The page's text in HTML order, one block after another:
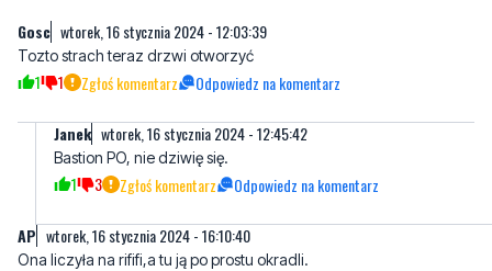
Gosc wtorek, 16 stycznia 2024 - 12:03:39
Tozto strach teraz drzwi otworzyć
1 1 Zgłoś komentarz Odpowiedz na komentarz
Janek wtorek, 16 stycznia 2024 - 12:45:42
Bastion PO, nie dziwię się.
1 3 Zgłoś komentarz Odpowiedz na komentarz
AP wtorek, 16 stycznia 2024 - 16:10:40
Ona liczyła na rififi,a tu ją po prostu okradli.